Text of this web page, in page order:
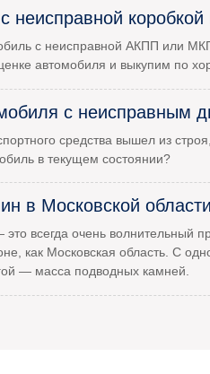
неисправной коробкой
с неисправной АКПП или
автомобиля и выкупим по
с неисправным
средства вышел из
в текущем состоянии?
в Московской области
всегда очень волнительный
как Московская область. С
— масса подводных камней.